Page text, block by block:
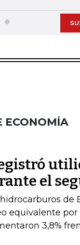
ECONOMÍA
el
de
equivalente
3,8%